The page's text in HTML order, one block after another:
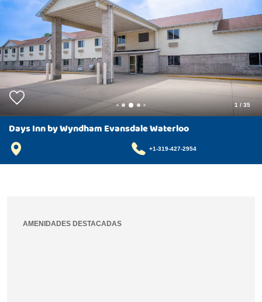
1 / 35
Days Inn by Wyndham Evansdale Waterloo
+1-319-427-2954
AMENIDADES DESTACADAS